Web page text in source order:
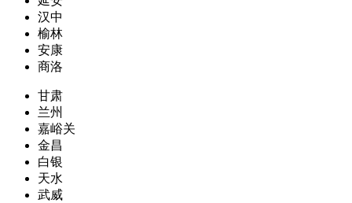
汉中
榆林
安康
商洛
甘肃
兰州
嘉峪关
金昌
白银
天水
武威